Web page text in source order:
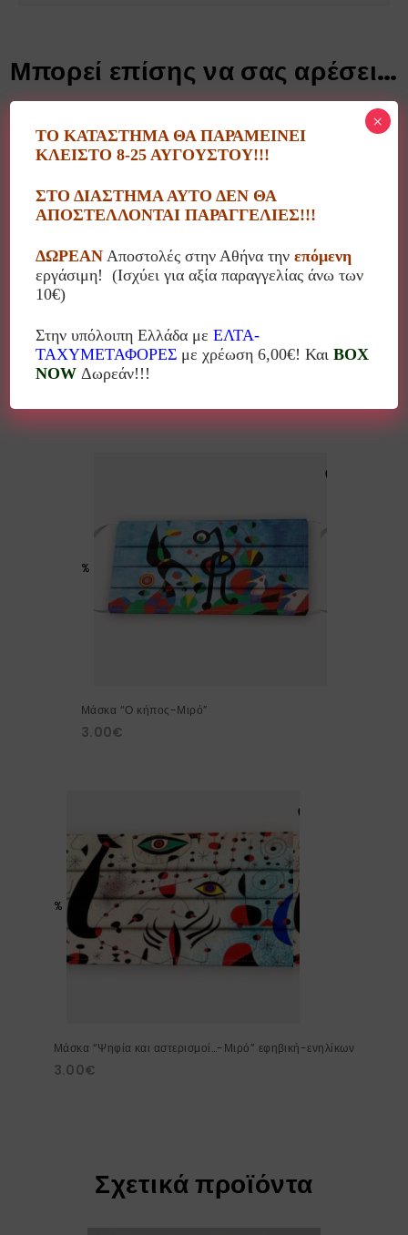
Μπορεί επίσης να σας αρέσει…
Μάσκα “Το όμορφο πουλί – Μιρό” εφηβική-ενηλίκων
%
Μάσκα “Ο κήπος-Μιρό”
3.00€
%
Μάσκα “Ψηφία και αστερισμοί…-Μιρό” εφηβική-ενηλίκων
3.00€
Σχετικά προϊόντα
ΤΟ ΚΑΤΑΣΤΗΜΑ ΘΑ ΠΑΡΑΜΕΙΝΕΙ
ΚΛΕΙΣΤΟ 8-25 ΑΥΓΟΥΣΤΟΥ!!!
ΣΤΟ ΔΙΑΣΤΗΜΑ ΑΥΤΟ ΔΕΝ ΘΑ
ΑΠΟΣΤΕΛΛΟΝΤΑΙ ΠΑΡΑΓΓΕΛΙΕΣ!!!
ΔΩΡΕΑΝ Αποστολές στην Αθήνα τηνεπόμενη
εργάσιμη! (Ισχύει για αξία παραγγελίας άνω των
10€)
Στην υπόλοιπη Ελλάδα μεΕΛΤΑ-
ΤΑΧΥΜΕΤΑΦΟΡΕΣ με χρέωση 6,00€! ΚαιBOX
NOW Δωρεάν!!!
×